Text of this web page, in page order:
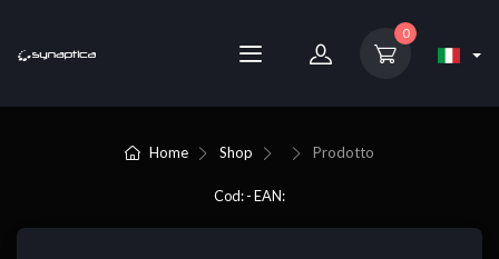
0
Home Shop Prodotto
Cod: - EAN: